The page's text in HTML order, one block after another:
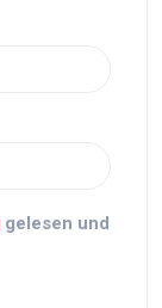
gelesen und